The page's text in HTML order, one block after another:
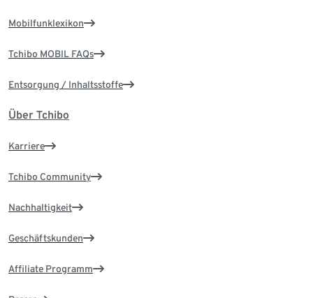
Mobilfunklexikon
Tchibo MOBIL FAQs
Entsorgung / Inhaltsstoffe
Über Tchibo
Karriere
Tchibo Community
Nachhaltigkeit
Geschäftskunden
Affiliate Programm